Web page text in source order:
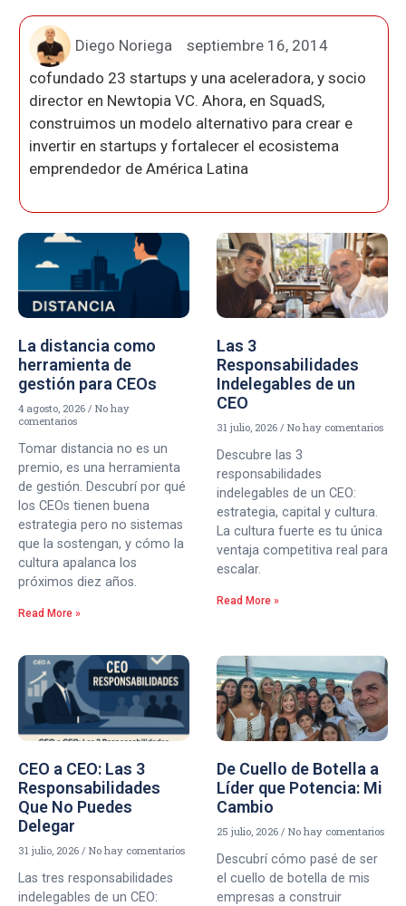
Diego Noriega
septiembre 16, 2014
cofundado 23 startups y una aceleradora, y socio
director en Newtopia VC. Ahora, en SquadS,
construimos un modelo alternativo para crear e
invertir en startups y fortalecer el ecosistema
emprendedor de América Latina
La distancia como
herramienta de
gestión para CEOs
4 agosto, 2026
No hay
comentarios
Tomar distancia no es un
premio, es una herramienta
de gestión. Descubrí por qué
los CEOs tienen buena
estrategia pero no sistemas
que la sostengan, y cómo la
cultura apalanca los
próximos diez años.
Read More »
Las 3
Responsabilidades
Indelegables de un
CEO
31 julio, 2026 No hay comentarios
Descubre las 3
responsabilidades
indelegables de un CEO:
estrategia, capital y cultura.
La cultura fuerte es tu única
ventaja competitiva real para
escalar.
Read More »
CEO a CEO: Las 3
Responsabilidades
Que No Puedes
Delegar
31 julio, 2026 No hay comentarios
Las tres responsabilidades
indelegables de un CEO:
De Cuello de Botella a
Líder que Potencia: Mi
Cambio
25 julio, 2026 No hay comentarios
Descubrí cómo pasé de ser
el cuello de botella de mis
empresas a construir